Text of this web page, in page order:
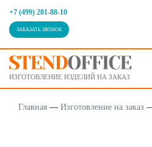
+7 (499) 281-88-10
ЗАКАЗАТЬ ЗВОНОК
ИЗГОТОВЛЕНИЕ ИЗДЕЛИЙ НА ЗАКАЗ
Главная — Изготовление на заказ